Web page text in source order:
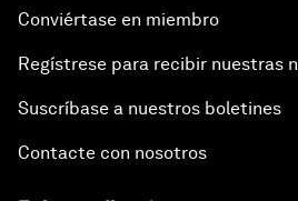
Conviértase en miembro
Regístrese para recibir nuestras
Suscríbase a nuestros boletines
Contacte con nosotros